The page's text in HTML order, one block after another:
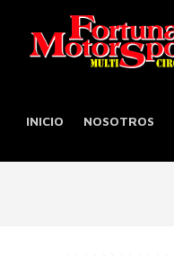
INICIO NOSOTROS